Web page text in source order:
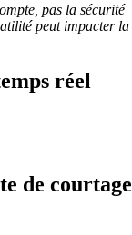
pas la sécurité
peut impacter la
réel
de courtage